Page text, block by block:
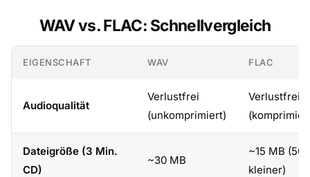
WAV vs. FLAC: Schnellvergleich
EIGENSCHAFT WAV FLAC
Audioqualität
Verlustfrei
(unkomprimiert)
Verlustfrei
Dateigröße (3 Min.
CD)
~30 MB
~15 MB (50
kleiner)